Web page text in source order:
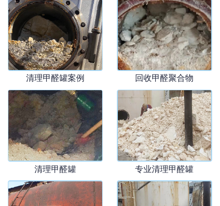
清理甲醛罐案例 回收甲醛聚合物
清理甲醛罐 专业清理甲醛罐